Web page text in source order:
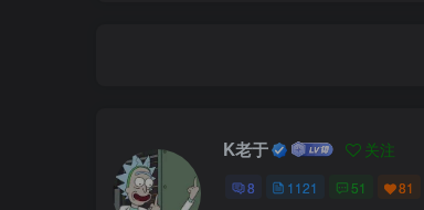
K老于 关注
8 1121 51 81